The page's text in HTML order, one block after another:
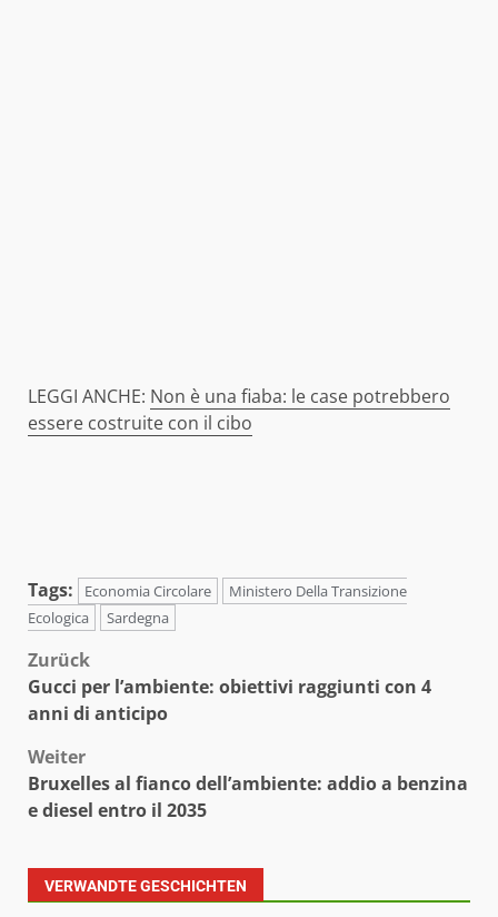
LEGGI ANCHE: Non è una fiaba: le case potrebbero
essere costruite con il cibo
Tags: Economia Circolare
Ministero Della Transizione
Ecologica
Sardegna
Beitragsnavigation
Zurück
Gucci per l’ambiente: obiettivi raggiunti con 4
anni di anticipo
Weiter
Bruxelles al fianco dell’ambiente: addio a benzina
e diesel entro il 2035
VERWANDTE GESCHICHTEN